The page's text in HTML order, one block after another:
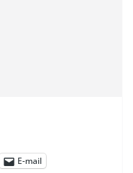
E-mail